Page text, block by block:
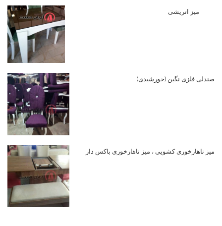
میز اتریشی
صندلی فلزی نگین (خورشیدی)
میز ناهارخوری کشویی ، میز ناهارخوری باکس دار